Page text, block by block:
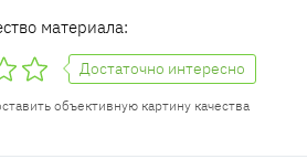
материала:
Достаточно интересно
объективную картину качества